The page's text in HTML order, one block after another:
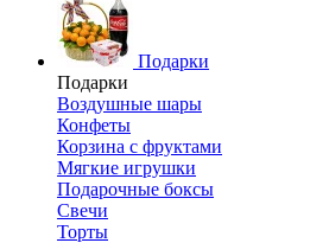
Подарки
Подарки
Воздушные шары
Конфеты
Корзина с фруктами
Мягкие игрушки
Подарочные боксы
Свечи
Торты